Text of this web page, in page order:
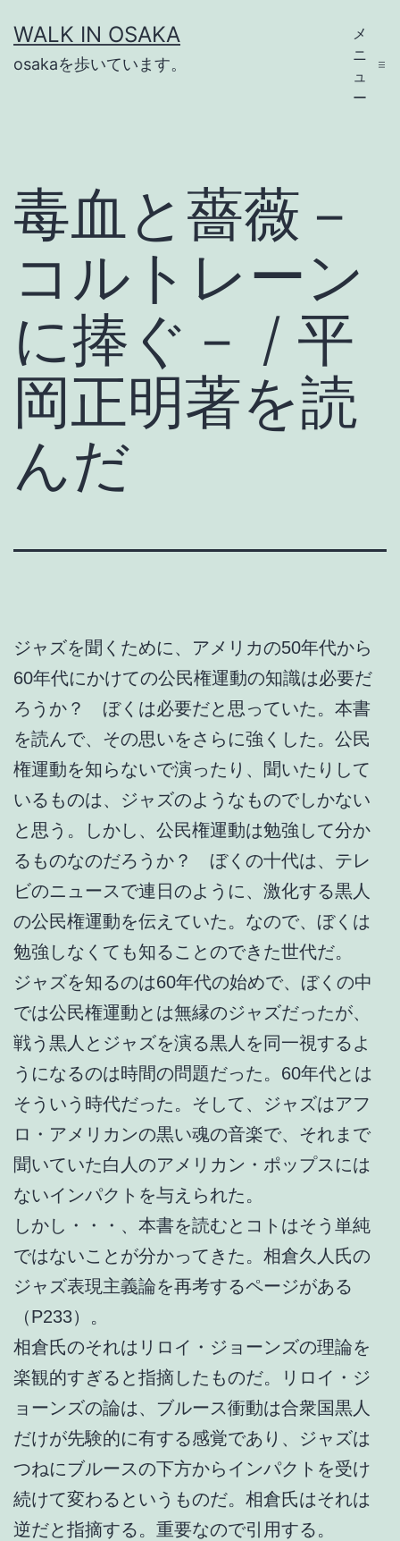
ン
テ
キ
WALK IN OSAKA
osakaを歩いています。
メ
ニ
ュ
ー
毒血と薔薇－
コルトレーン
に捧ぐ－ / 平
岡正明著を読
んだ
ジャズを聞くために、アメリカの50年代から
60年代にかけての公民権運動の知識は必要だ
ろうか？ ぼくは必要だと思っていた。本書
を読んで、その思いをさらに強くした。公民
権運動を知らないで演ったり、聞いたりして
いるものは、ジャズのようなものでしかない
と思う。しかし、公民権運動は勉強して分か
るものなのだろうか？ ぼくの十代は、テレ
ビのニュースで連日のように、激化する黒人
の公民権運動を伝えていた。なので、ぼくは
勉強しなくても知ることのできた世代だ。
ジャズを知るのは60年代の始めで、ぼくの中
では公民権運動とは無縁のジャズだったが、
戦う黒人とジャズを演る黒人を同一視するよ
うになるのは時間の問題だった。60年代とは
そういう時代だった。そして、ジャズはアフ
ロ・アメリカンの黒い魂の音楽で、それまで
聞いていた白人のアメリカン・ポップスには
ないインパクトを与えられた。
しかし・・・、本書を読むとコトはそう単純
ではないことが分かってきた。相倉久人氏の
ジャズ表現主義論を再考するページがある
（P233）。
相倉氏のそれはリロイ・ジョーンズの理論を
楽観的すぎると指摘したものだ。リロイ・ジ
ョーンズの論は、ブルース衝動は合衆国黒人
だけが先験的に有する感覚であり、ジャズは
つねにブルースの下方からインパクトを受け
続けて変わるというものだ。相倉氏はそれは
逆だと指摘する。重要なので引用する。